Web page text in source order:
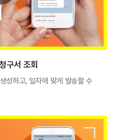
구서 조회
성하고, 일자에 맞게 발송할 수